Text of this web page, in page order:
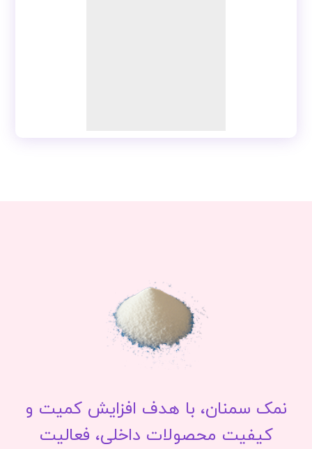
نمک سمنان، با هدف افزایش کمیت و
کیفیت محصولات داخلی، فعالیت